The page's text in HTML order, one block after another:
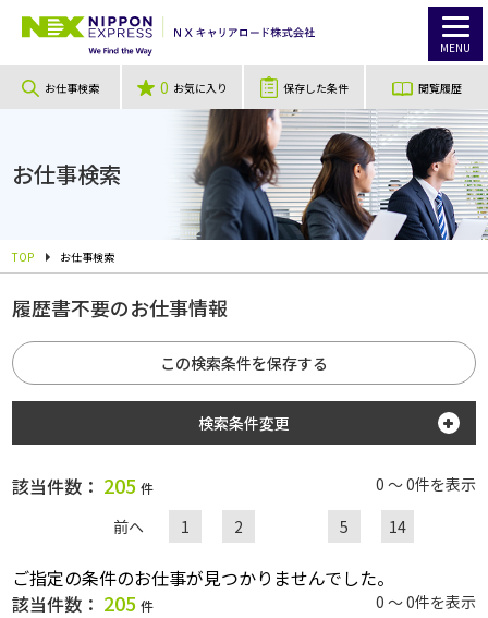
MENU
お仕事検索 0 お気に入り 保存した条件 閲覧履歴
お仕事検索
TOP お仕事検索
該当件数： 205 件
0 ～ 0件を表示
前へ
1 2 5 14
ご指定の条件のお仕事が見つかりませんでした。
該当件数： 205 件
0 ～ 0件を表示
履歴書不要のお仕事情報
この検索条件を保存する
検索条件変更